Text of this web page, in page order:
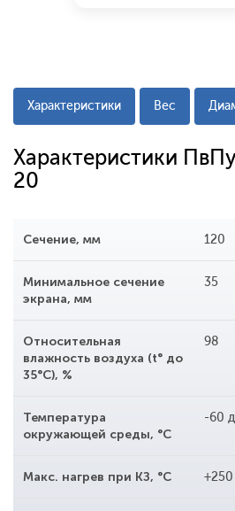
Характеристики Вес
Характеристики
20
Сечение, мм 120
Минимальное сечение
экрана, мм
35
Относительная
влажность воздуха (t° до
35°С), %
98
Температура
окружающей среды, °С
-60
Макс. нагрев при КЗ, °С +250